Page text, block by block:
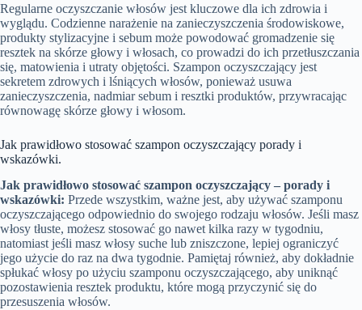
Regularne oczyszczanie włosów jest kluczowe dla ich zdrowia i
wyglądu. Codzienne narażenie na zanieczyszczenia środowiskowe,
produkty stylizacyjne i sebum może powodować gromadzenie się
resztek na skórze głowy i włosach, co prowadzi do ich przetłuszczania
się, matowienia i utraty objętości. Szampon oczyszczający jest
sekretem zdrowych i lśniących włosów, ponieważ usuwa
zanieczyszczenia, nadmiar sebum i resztki produktów, przywracając
równowagę skórze głowy i włosom.
Jak prawidłowo stosować szampon oczyszczający porady i
wskazówki.
Jak prawidłowo stosować szampon oczyszczający – porady i
wskazówki: Przede wszystkim, ważne jest, aby używać szamponu
oczyszczającego odpowiednio do swojego rodzaju włosów. Jeśli masz
włosy tłuste, możesz stosować go nawet kilka razy w tygodniu,
natomiast jeśli masz włosy suche lub zniszczone, lepiej ograniczyć
jego użycie do raz na dwa tygodnie. Pamiętaj również, aby dokładnie
spłukać włosy po użyciu szamponu oczyszczającego, aby uniknąć
pozostawienia resztek produktu, które mogą przyczynić się do
przesuszenia włosów.